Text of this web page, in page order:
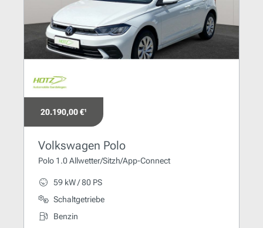
20.190,00 €¹
Volkswagen Polo
Polo 1.0 Allwetter/Sitzh/App-Connect
59 kW / 80 PS
Schaltgetriebe
Benzin